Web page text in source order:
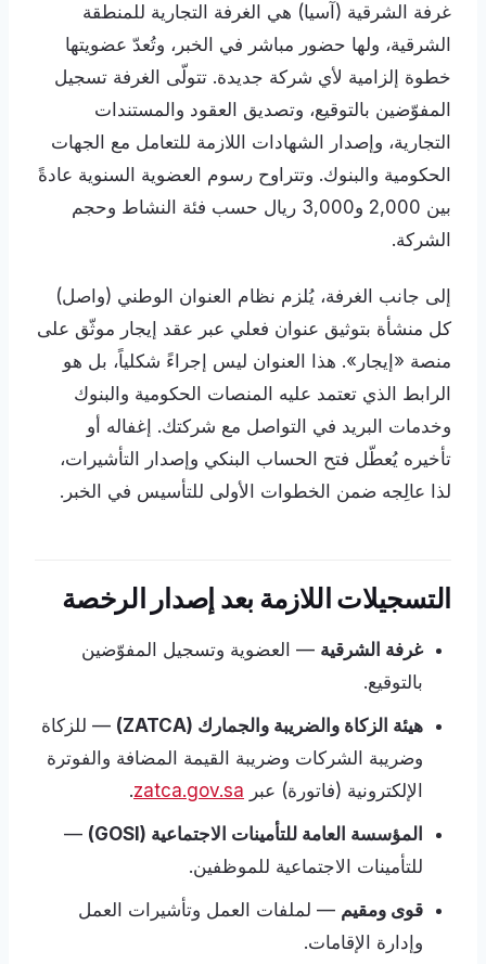
غرفة الشرقية (آسيا) هي الغرفة التجارية للمنطقة
الشرقية، ولها حضور مباشر في الخبر، وتُعدّ عضويتها
خطوة إلزامية لأي شركة جديدة. تتولّى الغرفة تسجيل
المفوّضين بالتوقيع، وتصديق العقود والمستندات
التجارية، وإصدار الشهادات اللازمة للتعامل مع الجهات
الحكومية والبنوك. وتتراوح رسوم العضوية السنوية عادةً
بين 2,000 و3,000 ريال حسب فئة النشاط وحجم
الشركة.
إلى جانب الغرفة، يُلزم نظام العنوان الوطني (واصل)
كل منشأة بتوثيق عنوان فعلي عبر عقد إيجار موثّق على
منصة «إيجار». هذا العنوان ليس إجراءً شكلياً، بل هو
الرابط الذي تعتمد عليه المنصات الحكومية والبنوك
وخدمات البريد في التواصل مع شركتك. إغفاله أو
تأخيره يُعطّل فتح الحساب البنكي وإصدار التأشيرات،
لذا عالِجه ضمن الخطوات الأولى للتأسيس في الخبر.
التسجيلات اللازمة بعد إصدار الرخصة
غرفة الشرقية — العضوية وتسجيل المفوّضين
بالتوقيع.
هيئة الزكاة والضريبة والجمارك (ZATCA)
— للزكاة
وضريبة الشركات وضريبة القيمة المضافة والفوترة
الإلكترونية (فاتورة) عبر zatca.gov.sa
.
المؤسسة العامة للتأمينات الاجتماعية (GOSI)
—
للتأمينات الاجتماعية للموظفين.
قوى ومقيم — لملفات العمل وتأشيرات العمل
وإدارة الإقامات.